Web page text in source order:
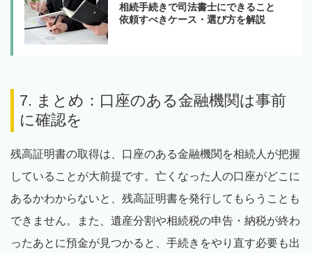
相続手続きで司法書士にできること
依頼すべきケース・選び方を解説
7. まとめ：口座のある金融機関は事前
に確認を
残高証明書の取得は、口座のある金融機関を相続人が把握
していることが大前提です。亡くなった人の口座がどこに
あるかわからないと、残高証明書を発行してもらうことも
できません。また、遺産分割や相続税の申告・納税が終わ
ったあとに預金が見つかると、手続きをやり直す必要も出